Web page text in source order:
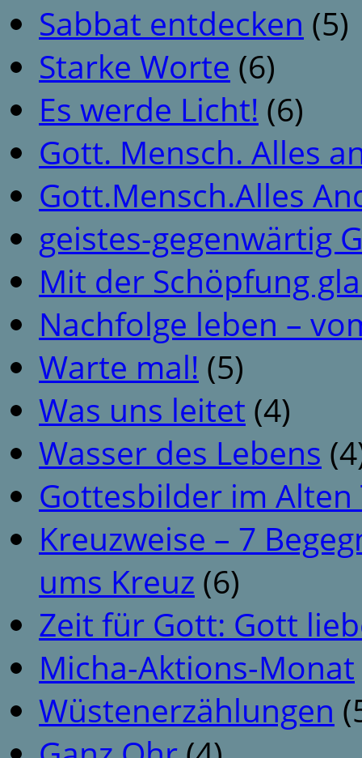
Sabbat entdecken (5)
Starke Worte (6)
Es werde Licht! (6)
Gott. Mensch. Alles
Gott.Mensch.Alles
geistes-gegenwärtig
Mit der Schöpfung
Nachfolge leben –
Warte mal! (5)
Was uns leitet (4)
Wasser des Lebens
Gottesbilder im
Kreuzweise – 7
ums Kreuz (6)
Zeit für Gott: Gott
Micha-Aktions-Monat
Wüstenerzählungen